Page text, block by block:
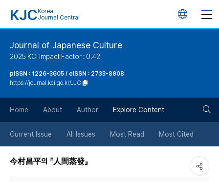
KJC Korea
Journal Central
언
튼
Journal of Japanese Culture
2025 KCI Impact Factor : 0.42
pISSN : 1226-3605 / eISSN : 2733-8908
https://journal.kci.go.kr/JJC
Home About Author Explore Content
Current Issue All Issues Most Read Most Cited
今村昌平의 『人間蒸發』